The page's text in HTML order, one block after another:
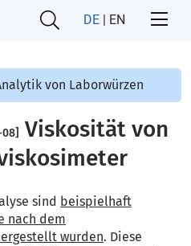
DE | EN
von Laborwürzen
Viskosität von
sind beispielhaft
nach dem
wurden. Diese